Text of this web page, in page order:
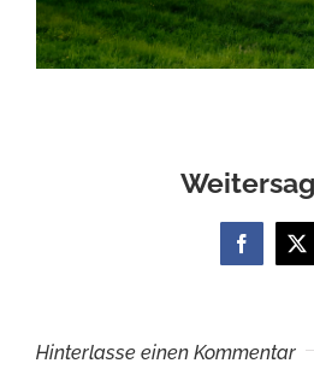
Facebook
X
Hinterlasse einen Kommentar